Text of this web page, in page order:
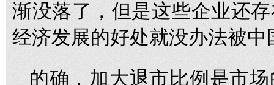
渐没落了，但是这些企业还
经济发展的好处就没办法被
的确，加大退市比例是市